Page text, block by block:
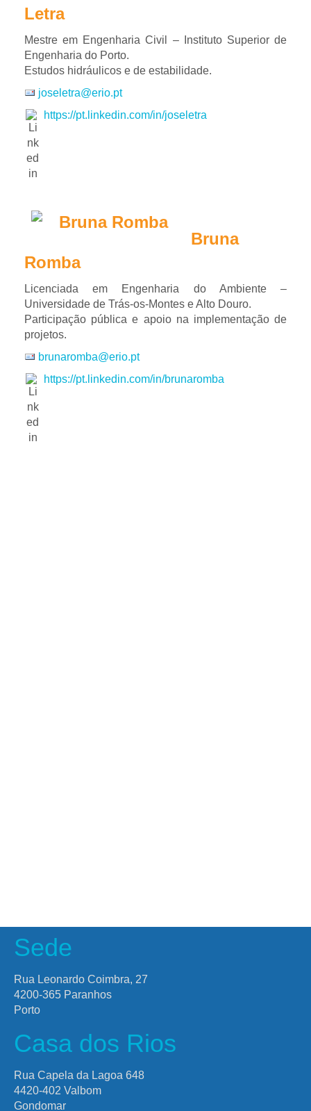
Letra
Mestre em Engenharia Civil – Instituto Superior de
Engenharia do Porto.
Estudos hidráulicos e de estabilidade.
joseletra@erio.pt
https://pt.linkedin.com/in/joseletra
Bruna
Romba
Licenciada em Engenharia do Ambiente –
Universidade de Trás-os-Montes e Alto Douro.
Participação pública e apoio na implementação de
projetos.
brunaromba@erio.pt
https://pt.linkedin.com/in/brunaromba
Sede
Rua Leonardo Coimbra, 27
4200-365 Paranhos
Porto
Casa dos Rios
Rua Capela da Lagoa 648
4420-402 Valbom
Gondomar